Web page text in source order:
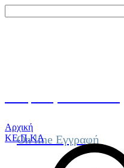
On line Εγγραφή
Αρχική
ΚΕ.Π.ΚΑ